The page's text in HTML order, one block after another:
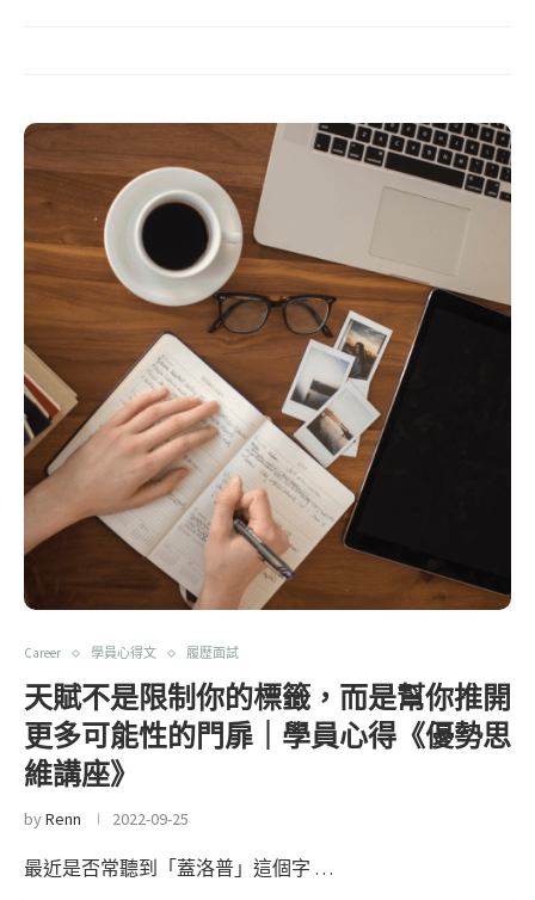
Career 學員心得文 履歷面試
天賦不是限制你的標籤，而是幫你推開
更多可能性的門扉｜學員心得《優勢思
維講座》
byRenn 2022-09-25
最近是否常聽到「蓋洛普」這個字 …